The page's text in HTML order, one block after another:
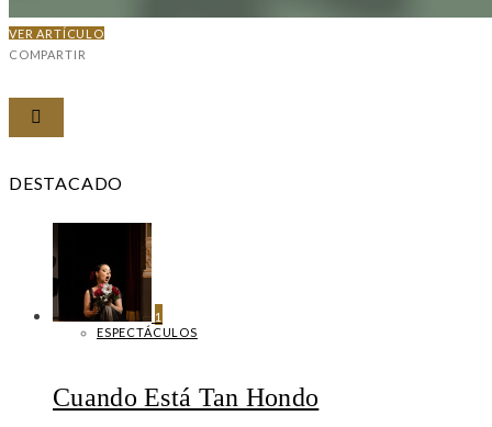
VER ARTÍCULO
COMPARTIR
DESTACADO
1
ESPECTÁCULOS
Cuando Está Tan Hondo